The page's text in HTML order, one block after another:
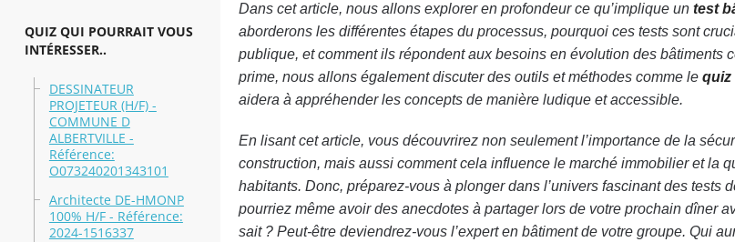
QUIZ QUI POURRAIT VOUS
INTÉRESSER..
DESSINATEUR
PROJETEUR (H/F) -
COMMUNE D
ALBERTVILLE -
Référence:
O073240201343101
Architecte DE-HMONP
100% H/F - Référence:
2024-1516337
Dans cet article, nous allons explorer en profondeur ce qu’implique un test
aborderons les différentes étapes du processus, pourquoi ces tests sont
publique, et comment ils répondent aux besoins en évolution des bâtiments
prime, nous allons également discuter des outils et méthodes comme le quiz
aidera à appréhender les concepts de manière ludique et accessible.
En lisant cet article, vous découvrirez non seulement l’importance de la
construction, mais aussi comment cela influence le marché immobilier et la
habitants. Donc, préparez-vous à plonger dans l’univers fascinant des tests
pourriez même avoir des anecdotes à partager lors de votre prochain dîner
sait ? Peut-être deviendrez-vous l’expert en bâtiment de votre groupe. Qui